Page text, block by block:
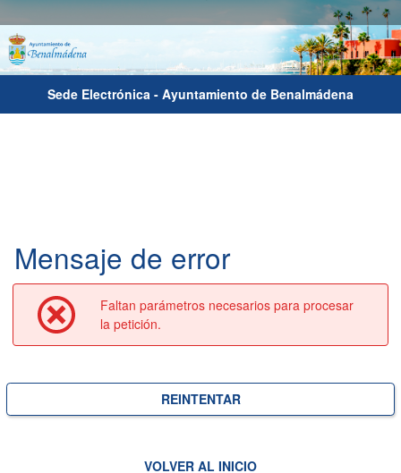
Sede Electrónica - Ayuntamiento de Benalmádena
Mensaje de error
Faltan parámetros necesarios para procesar
la petición.
REINTENTAR
VOLVER AL INICIO